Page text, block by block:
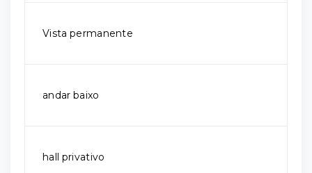
Vista permanente
andar baixo
hall privativo